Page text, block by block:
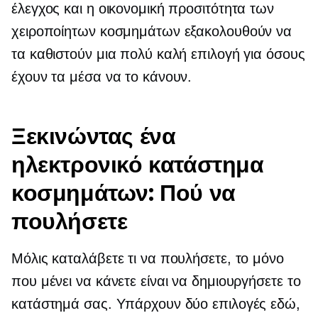
έλεγχος και η οικονομική προσιτότητα των
χειροποίητων κοσμημάτων εξακολουθούν να
τα καθιστούν μια πολύ καλή επιλογή για όσους
έχουν τα μέσα να το κάνουν.
Ξεκινώντας ένα
ηλεκτρονικό κατάστημα
κοσμημάτων: Πού να
πουλήσετε
Μόλις καταλάβετε τι να πουλήσετε, το μόνο
που μένει να κάνετε είναι να δημιουργήσετε το
κατάστημά σας. Υπάρχουν δύο επιλογές εδώ,